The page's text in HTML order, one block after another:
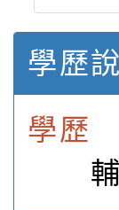
學歷
學歷
輔